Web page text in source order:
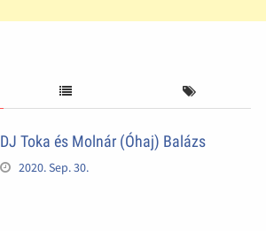
DJ Toka és Molnár (Óhaj) Balázs
2020. Sep. 30.